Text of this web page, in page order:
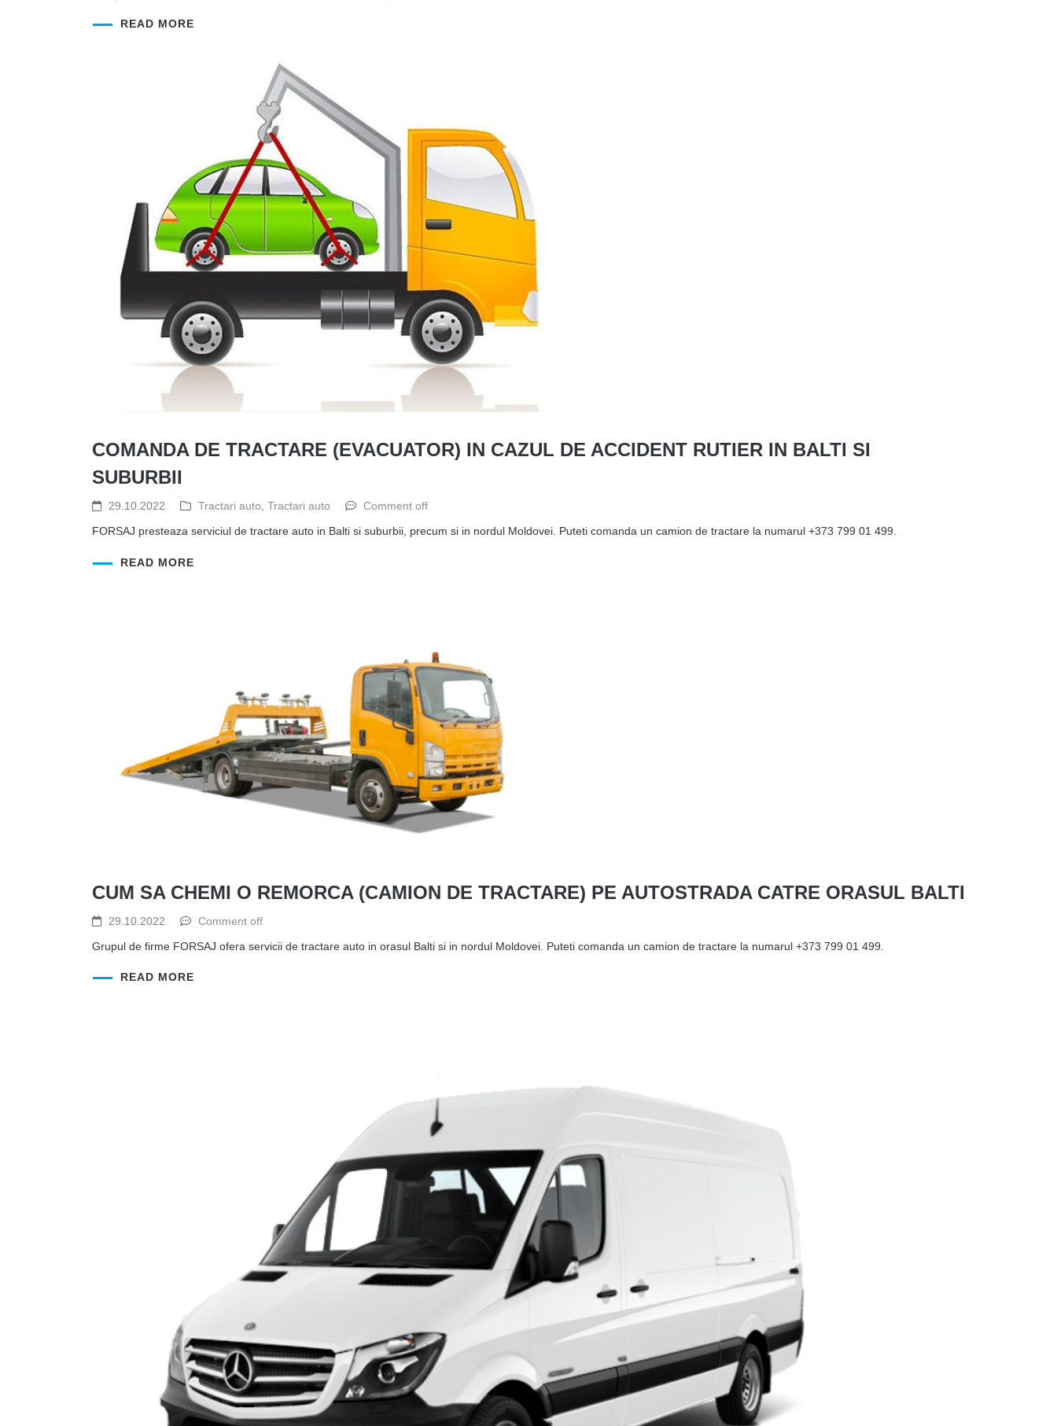
READ MORE
COMANDA DE TRACTARE (EVACUATOR) IN CAZUL DE ACCIDENT RUTIER IN BALTI SI
SUBURBII
29.10.2022 Tractari auto, Tractari auto
Comment off
FORSAJ presteaza serviciul de tractare auto in Balti si suburbii, precum si in nordul Moldovei. Puteti comanda un camion de tractare la numarul +373 799 01 499.
READ MORE
CUM SA CHEMI O REMORCA (CAMION DE TRACTARE) PE AUTOSTRADA CATRE ORASUL BALTI
29.10.2022
Comment off
Grupul de firme FORSAJ ofera servicii de tractare auto in orasul Balti si in nordul Moldovei. Puteti comanda un camion de tractare la numarul +373 799 01 499.
READ MORE